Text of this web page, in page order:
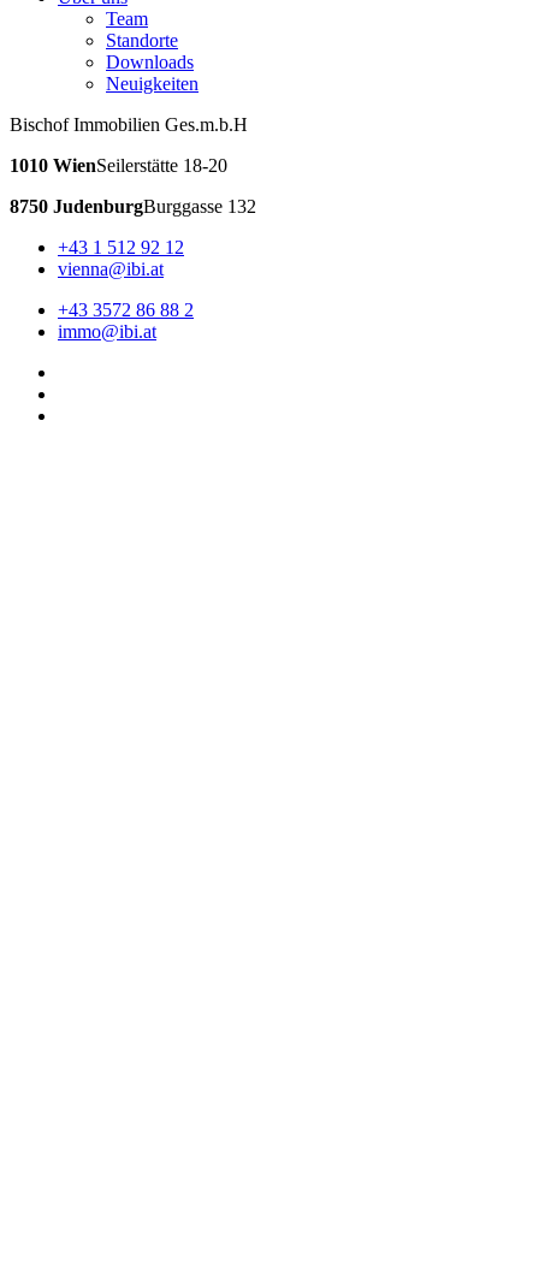
Team
Standorte
Downloads
Neuigkeiten
Bischof Immobilien Ges.m.b.H
1010 WienSeilerstätte 18-20
8750 JudenburgBurggasse 132
+43 1 512 92 12
vienna@ibi.at
+43 3572 86 88 2
immo@ibi.at